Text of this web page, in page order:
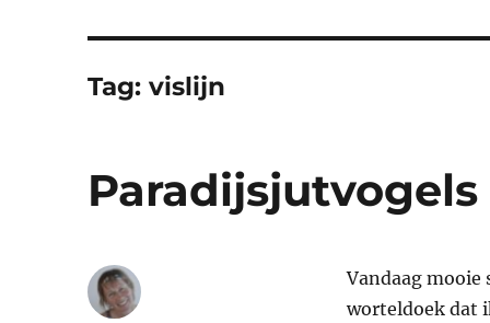
Tag:vislijn
Paradijsjutvogels
Vandaag
worteldoek dat